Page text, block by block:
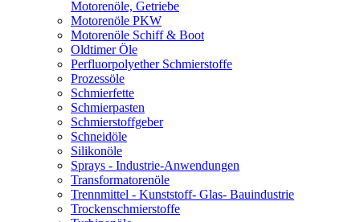
Motorenöle, Getriebe
Motorenöle PKW
Motorenöle Schiff & Boot
Oldtimer Öle
Perfluorpolyether Schmierstoffe
Prozessöle
Schmierfette
Schmierpasten
Schmierstoffgeber
Schneidöle
Silikonöle
Sprays - Industrie-Anwendungen
Transformatorenöle
Trennmittel - Kunststoff- Glas- Bauindustrie
Trockenschmierstoffe